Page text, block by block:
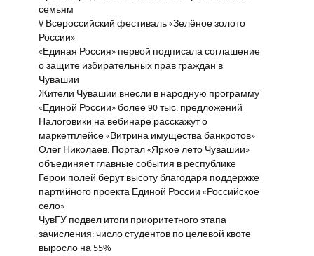
семьям
V Всероссийский фестиваль «Зелёное золото
России»
«Единая Россия» первой подписала соглашение
о защите избирательных прав граждан в
Чувашии
Жители Чувашии внесли в народную программу
«Единой России» более 90 тыс. предложений
Налоговики на вебинаре расскажут о
маркетплейсе «Витрина имущества банкротов»
Олег Николаев: Портал «Яркое лето Чувашии»
объединяет главные события в республике
Герои полей берут высоту благодаря поддержке
партийного проекта Единой России «Российское
село»
ЧувГУ подвел итоги приоритетного этапа
зачисления: число студентов по целевой квоте
выросло на 55%